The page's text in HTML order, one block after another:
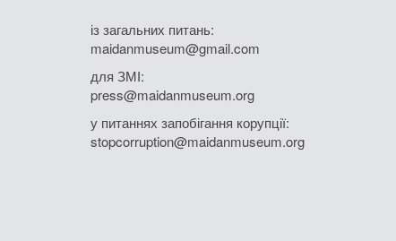
із загальних питань:
maidanmuseum@gmail.com
для ЗМІ:
press@maidanmuseum.org
у питаннях запобігання корупції:
stopcorruption@maidanmuseum.org